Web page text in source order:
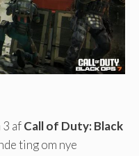
afCall of Duty: Black
ting om nye